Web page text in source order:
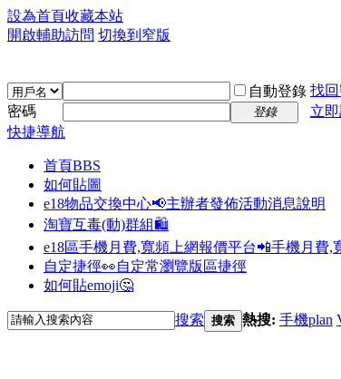
設為首頁收藏本站
開啟輔助訪問 切換到窄版
自動登錄 找
密碼
登錄
立
快捷導航
首頁BBS
如何貼圖
e18物品交換中心📢主辦者發佈活動消息說明
淘寶互毒(動)群組🛍️
e18區手機月費,寬頻上網報價平台📲手機月費,
自定捷徑👀自定常瀏覽版區捷徑
如何貼emoji🤔
搜索 搜索 熱搜: 手機plan